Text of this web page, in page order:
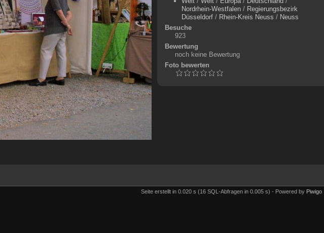
Nordrhein-Westfalen/ Regierungsbezirk
Düsseldorf/ Rhein-Kreis Neuss / Neuss
Besuche
923
Bewertung
noch keine Bewertung
Foto bewerten
Seite erstellt in 0.020 s (16 SQL-Abfragen in 0.005 s) - Powered by Piwigo